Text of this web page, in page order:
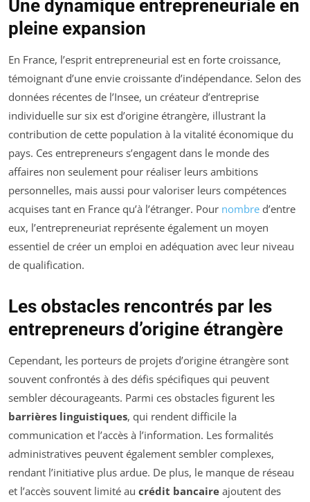
Une dynamique entrepreneuriale en
pleine expansion
En France, l’esprit entrepreneurial est en forte croissance,
témoignant d’une envie croissante d’indépendance. Selon des
données récentes de l’Insee, un créateur d’entreprise
individuelle sur six est d’origine étrangère, illustrant la
contribution de cette population à la vitalité économique du
pays. Ces entrepreneurs s’engagent dans le monde des
affaires non seulement pour réaliser leurs ambitions
personnelles, mais aussi pour valoriser leurs compétences
acquises tant en France qu’à l’étranger. Pour nombre d’entre
eux, l’entrepreneuriat représente également un moyen
essentiel de créer un emploi en adéquation avec leur niveau
de qualification.
Les obstacles rencontrés par les
entrepreneurs d’origine étrangère
Cependant, les porteurs de projets d’origine étrangère sont
souvent confrontés à des défis spécifiques qui peuvent
sembler décourageants. Parmi ces obstacles figurent les
barrières linguistiques, qui rendent difficile la
communication et l’accès à l’information. Les formalités
administratives peuvent également sembler complexes,
rendant l’initiative plus ardue. De plus, le manque de réseau
et l’accès souvent limité au crédit bancaire ajoutent des